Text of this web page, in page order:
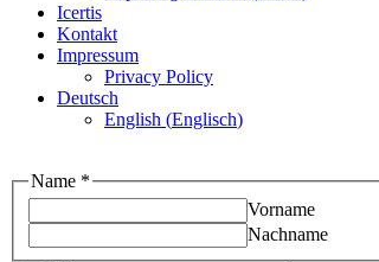
Icertis
Kontakt
Impressum
Privacy Policy
Deutsch
English (Englisch)
or
Email
Name
Name *
Vorname
Nachname